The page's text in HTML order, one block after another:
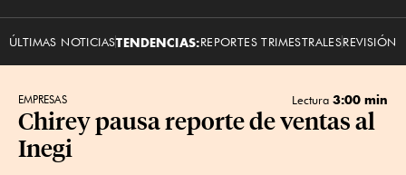
ÚLTIMAS NOTICIASTENDENCIAS:REPORTES TRIMESTRALESREVISIÓN
EMPRESAS Lectura 3:00 min
Chirey pausa reporte de ventas al
Inegi